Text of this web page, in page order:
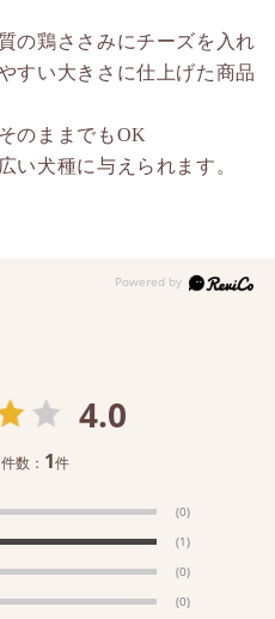
の鶏ささみにチーズを入れ
すい大きさに仕上げた商品
のままでもOK
い犬種に与えられます。
4.0
数： 1件
(0)
(1)
(0)
(0)